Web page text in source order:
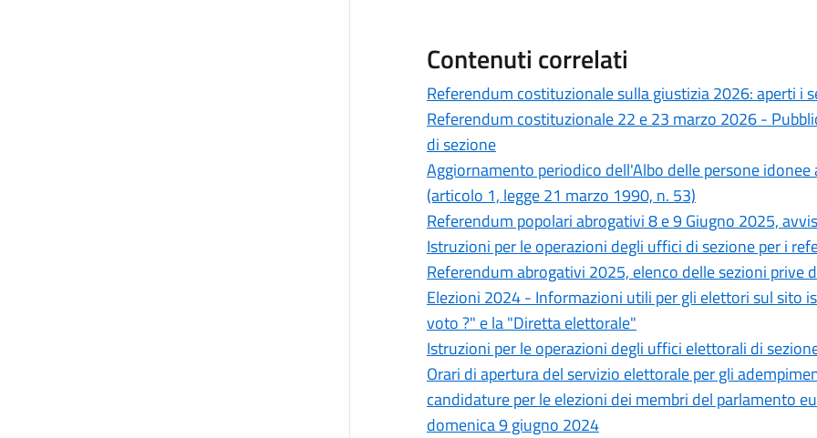
Contenuti correlati
Referendum costituzionale sulla giustizia 2026: aperti i
Referendum costituzionale 22 e 23 marzo 2026 -
di sezione
Aggiornamento periodico dell'Albo delle persone
(articolo 1, legge 21 marzo 1990, n. 53)
Referendum popolari abrogativi 8 e 9 Giugno 2025,
Istruzioni per le operazioni degli uffici di sezione per i
Referendum abrogativi 2025, elenco delle sezioni prive
Elezioni 2024 - Informazioni utili per gli elettori sul sito
voto ?" e la "Diretta elettorale"
Istruzioni per le operazioni degli uffici elettorali di
Orari di apertura del servizio elettorale per gli
candidature per le elezioni dei membri del parlamento
domenica 9 giugno 2024